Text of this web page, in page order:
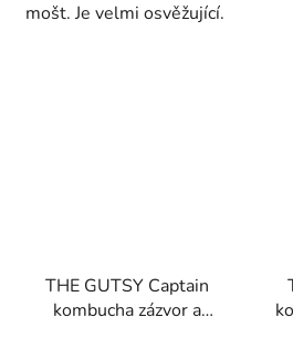
mošt. Je velmi osvěžující.
THE GUTSY Captain
kombucha zázvor a